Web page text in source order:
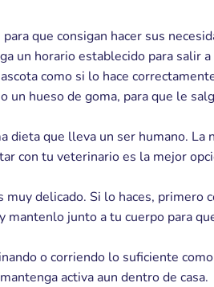
que consigan hacer sus
un horario establecido para salir
como si lo hace
un hueso de goma, para que le
dieta que lleva un ser humano. La
con tu veterinario es la mejor
delicado. Si lo haces, primero
mantenlo junto a tu cuerpo para
o corriendo lo suficiente
activa aun dentro de casa.